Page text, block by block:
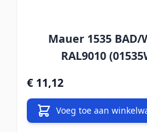
Mauer 1535 BAD/
RAL9010
€ 11,12
Voeg toe aan